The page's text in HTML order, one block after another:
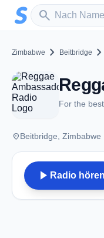
Zum Hauptinhalt springen
search
Sender suchen
Zimbabwe chevron_right Beitbridge chevron_right
For the
placeBeitbridge, Zimbabwe
play_arrow Radio hören